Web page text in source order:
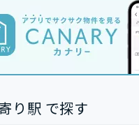
り駅 で探す